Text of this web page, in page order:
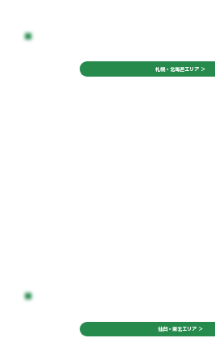
札幌・北海道エリア ＞
仙台・東北エリア ＞